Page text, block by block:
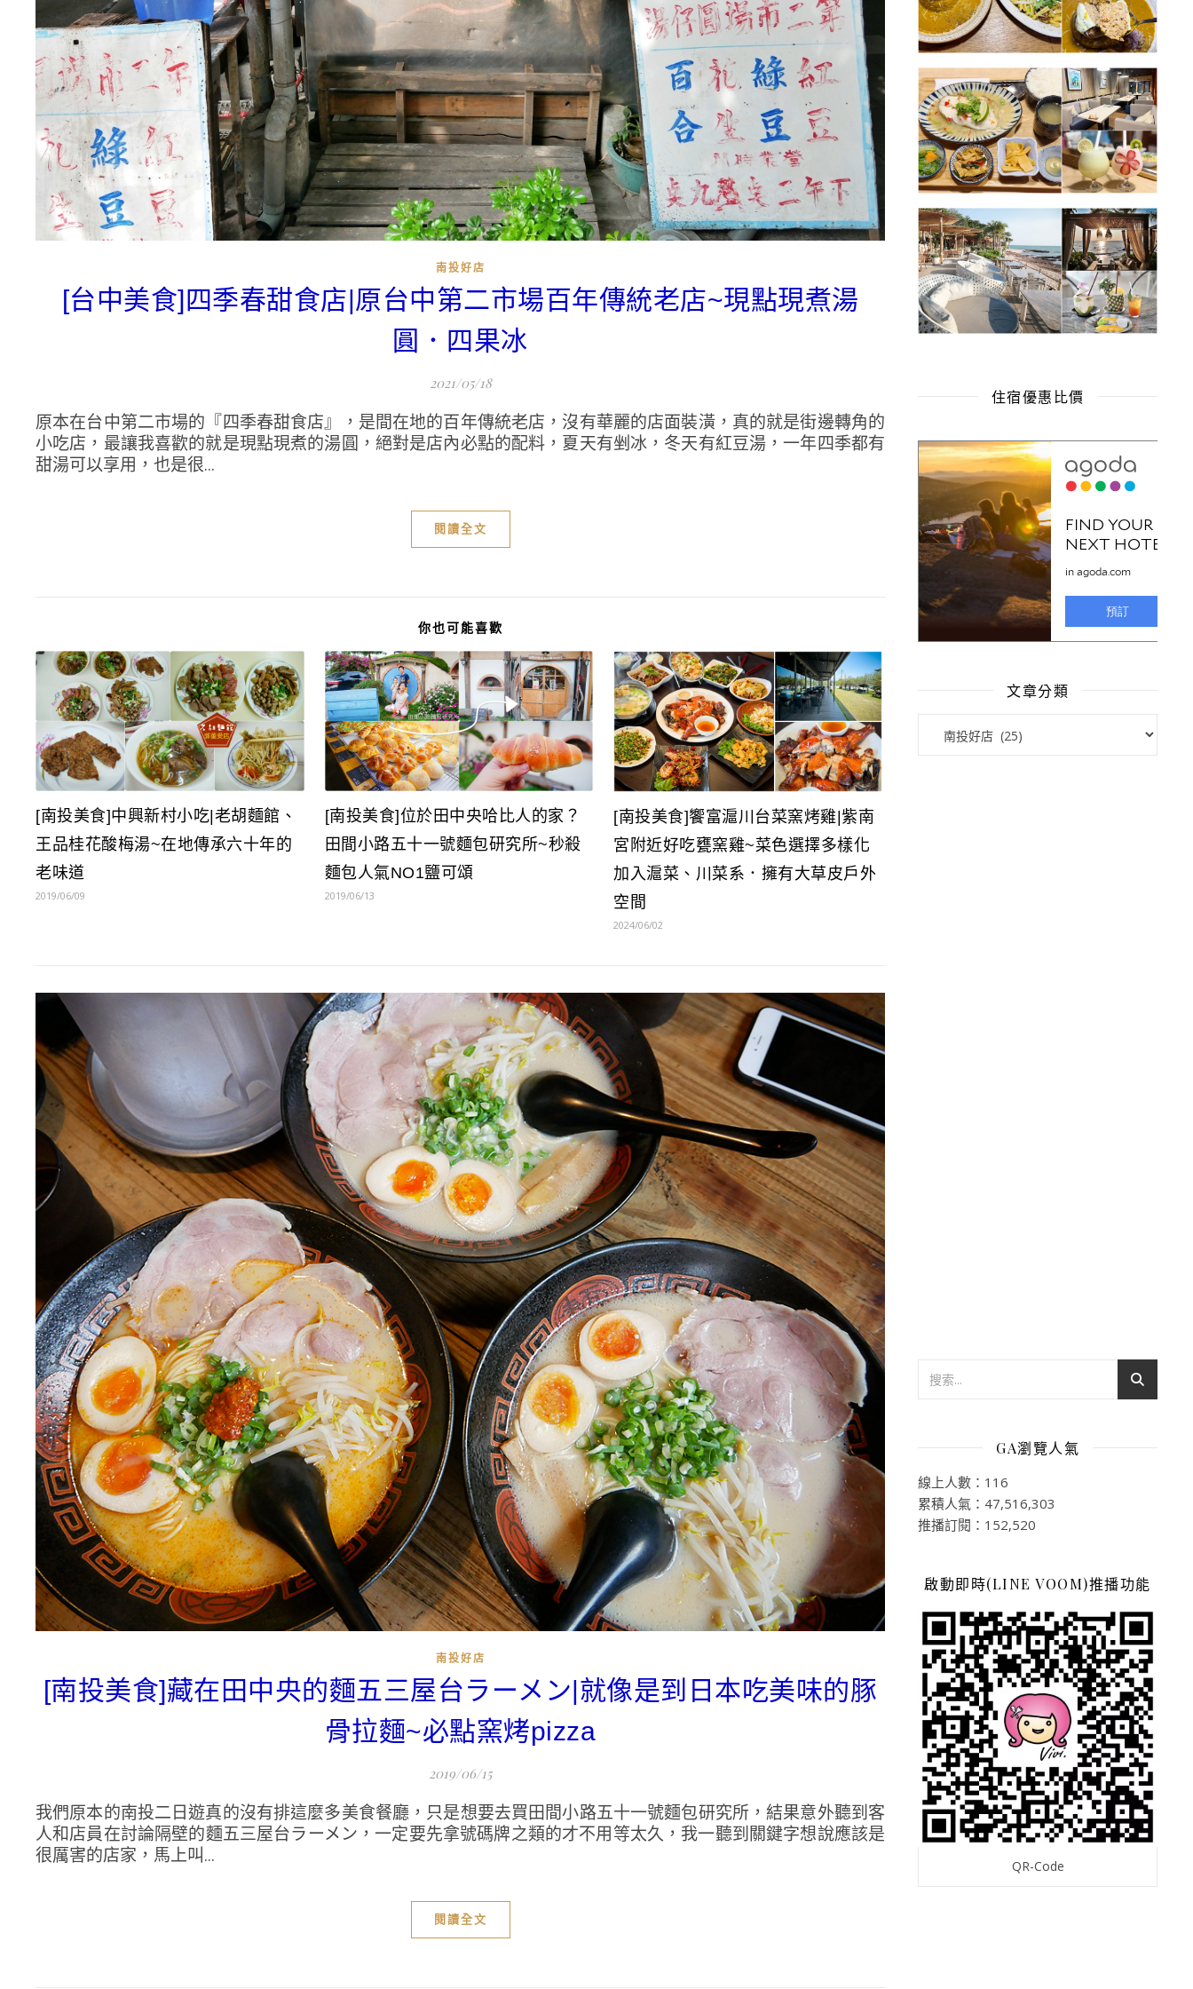
南投好店
[台中美食]四季春甜食店|原台中第二市場百年傳統老店~現點現煮湯
圓．四果冰
2021/05/18
原本在台中第二市場的『四季春甜食店』，是間在地的百年傳統老店，沒有華麗的店面裝潢，真的就是街邊轉角的
小吃店，最讓我喜歡的就是現點現煮的湯圓，絕對是店內必點的配料，夏天有剉冰，冬天有紅豆湯，一年四季都有
甜湯可以享用，也是很...
閱讀全文
你也可能喜歡
[南投美食]中興新村小吃|老胡麵館、
王品桂花酸梅湯~在地傳承六十年的
老味道
2019/06/09
[南投美食]位於田中央哈比人的家？
田間小路五十一號麵包研究所~秒殺
麵包人氣NO1鹽可頌
2019/06/13
[南投美食]饗富滬川台菜窯烤雞|紫南
宮附近好吃甕窯雞~菜色選擇多樣化
加入滬菜、川菜系．擁有大草皮戶外
空間
2024/06/02
南投好店
[南投美食]藏在田中央的麵五三屋台ラーメン|就像是到日本吃美味的豚
骨拉麵~必點窯烤pizza
2019/06/15
我們原本的南投二日遊真的沒有排這麼多美食餐廳，只是想要去買田間小路五十一號麵包研究所，結果意外聽到客
人和店員在討論隔壁的麵五三屋台ラーメン，一定要先拿號碼牌之類的才不用等太久，我一聽到關鍵字想說應該是
很厲害的店家，馬上叫...
閱讀全文
住宿優惠比價
文章分類
GA瀏覽人氣
線上人數：116
累積人氣：47,516,303
推播訂閱：152,520
啟動即時(LINE VOOM)推播功能
QR-Code